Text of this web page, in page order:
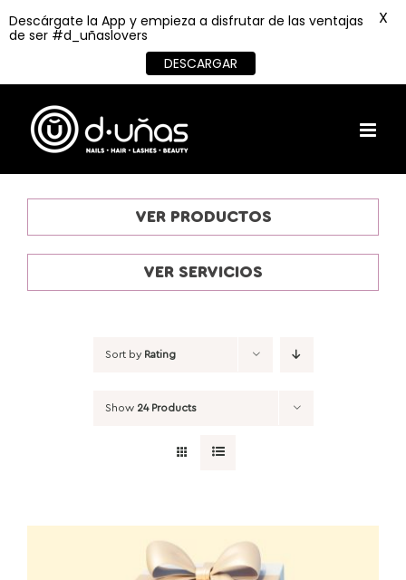
content
VER PRODUCTOS
VER SERVICIOS
Sort by Rating
Show 24 Products
Descárgate la App y empieza a disfrutar de las ventajas
de ser #d_uñaslovers
DESCARGAR
X